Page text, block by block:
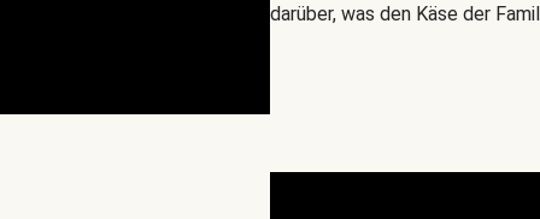
darüber, was den Käse der